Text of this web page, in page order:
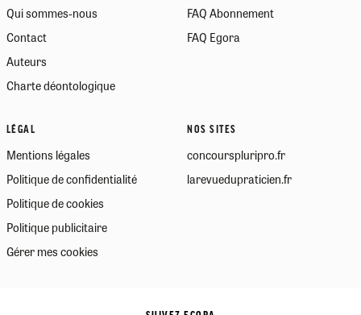
Qui sommes-nous
Contact
Auteurs
Charte déontologique
FAQ Abonnement
FAQ Egora
LÉGAL
Mentions légales
Politique de confidentialité
Politique de cookies
Politique publicitaire
Gérer mes cookies
NOS SITES
concourspluripro.fr
larevuedupraticien.fr